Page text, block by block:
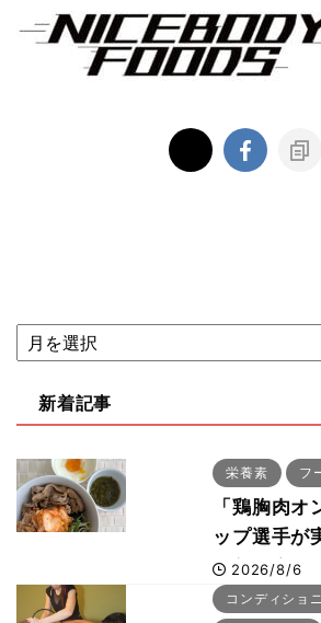
新着記事
栄養素 フ
「鶏胸肉オ
ップ選手が
さないタン
ボ
2026/8/6
コンディショ